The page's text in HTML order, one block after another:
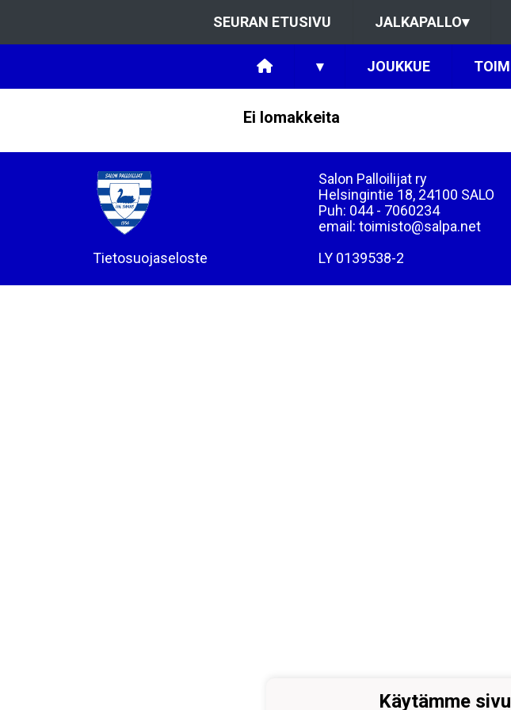
SEURAN ETUSIVU JALKAPALLO▾
▾ JOUKKUE
Ei lomakkeita
Tietosuojaseloste
Salon Palloilijat ry
Helsingintie 18, 24100 SALO
Puh: 044 - 7060234
email: toimisto@salpa.net
LY 0139538-2
Käytämme